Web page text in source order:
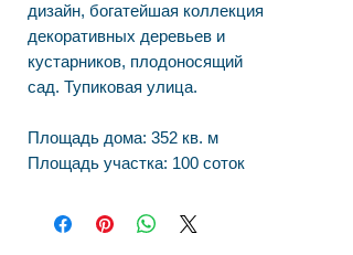
дизайн, богатейшая коллекция
декоративных деревьев и
кустарников, плодоносящий
сад. Тупиковая улица.
Площадь дома: 352 кв. м
Площадь участка: 100 соток